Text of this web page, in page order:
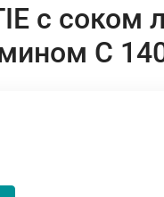
c соком
С